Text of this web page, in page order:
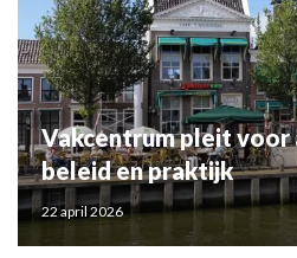
Vakcentrum pleit voor
beleid en praktijk
22 april 2026